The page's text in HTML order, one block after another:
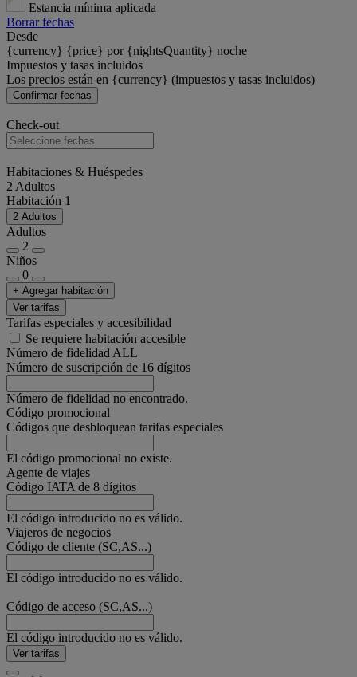
Estancia mínima aplicada
Borrar fechas
Desde
{currency} {price} por {nightsQuantity} noche
Impuestos y tasas incluidos
Los precios están en {currency} (impuestos y tasas incluidos)
Confirmar fechas
Check-out
Habitaciones & Huéspedes
2 Adultos
Habitación 1
2 Adultos
Adultos
2
Niños
0
+ Agregar habitación
Ver tarifas
Tarifas especiales y accesibilidad
Se requiere habitación accesible
Número de fidelidad ALL
Número de suscripción de 16 dígitos
Número de fidelidad no encontrado.
Código promocional
Códigos que desbloquean tarifas especiales
El código promocional no existe.
Agente de viajes
Código IATA de 8 dígitos
El código introducido no es válido.
Viajeros de negocios
Código de cliente (SC,AS...)
El código introducido no es válido.
Código de acceso (SC,AS...)
El código introducido no es válido.
Ver tarifas